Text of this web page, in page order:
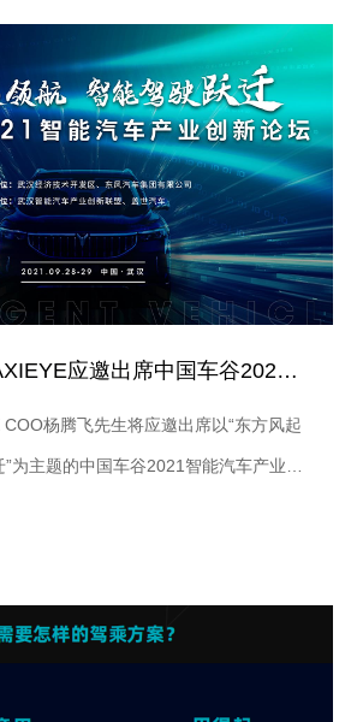
倒计时1天 | MAXIEYE应邀出席中国车谷2021智能汽...
杨腾飞先生将应邀出席以“东方风起
为主题的中国车谷2021智能汽车产业创